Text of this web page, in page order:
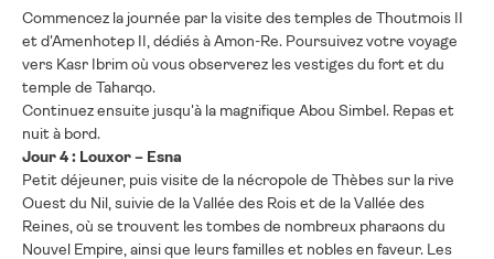
Commencez la journée par la visite des temples de Thoutmois II
et d'Amenhotep II, dédiés à Amon-Re. Poursuivez votre voyage
vers Kasr Ibrim où vous observerez les vestiges du fort et du
temple de Taharqo.
Continuez ensuite jusqu'à la magnifique Abou Simbel. Repas et
nuit à bord.
Jour 4 : Louxor – Esna
Petit déjeuner, puis visite de la nécropole de Thèbes sur la rive
Ouest du Nil, suivie de la Vallée des Rois et de la Vallée des
Reines, où se trouvent les tombes de nombreux pharaons du
Nouvel Empire, ainsi que leurs familles et nobles en faveur. Les